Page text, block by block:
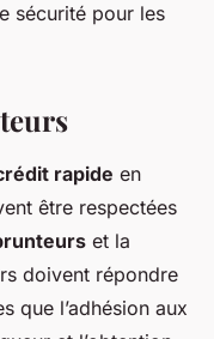
sécurité pour les
rapide en
être respectées
et la
doivent répondre
que l’adhésion aux